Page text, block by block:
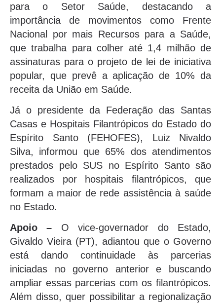
para o Setor Saúde, destacando a
importância de movimentos como Frente
Nacional por mais Recursos para a Saúde,
que trabalha para colher até 1,4 milhão de
assinaturas para o projeto de lei de iniciativa
popular, que prevê a aplicação de 10% da
receita da União em Saúde.
Já o presidente da Federação das Santas
Casas e Hospitais Filantrópicos do Estado do
Espírito Santo (FEHOFES), Luiz Nivaldo
Silva, informou que 65% dos atendimentos
prestados pelo SUS no Espírito Santo são
realizados por hospitais filantrópicos, que
formam a maior de rede assistência à saúde
no Estado.
Apoio – O vice-governador do Estado,
Givaldo Vieira (PT), adiantou que o Governo
está dando continuidade às parcerias
iniciadas no governo anterior e buscando
ampliar essas parcerias com os filantrópicos.
Além disso, quer possibilitar a regionalização